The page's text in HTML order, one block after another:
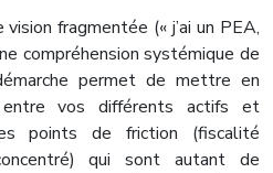
fragmentée (« j’ai un PEA,
compréhension systémique de
permet de mettre en
vos différents actifs et
points de friction (fiscalité
qui sont autant de